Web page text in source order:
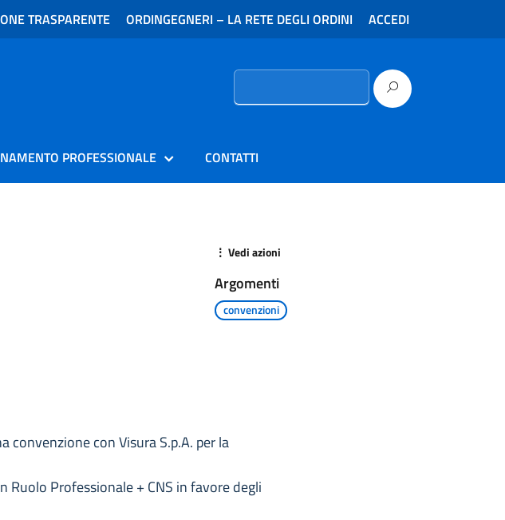
TRASPARENTE ORDINGEGNERI – LA RETE DEGLI ORDINI ACCEDI
Ricerca
PROFESSIONALE CONTATTI
⋮ Vedi azioni
Argomenti
convenzioni
convenzione con Visura S.p.A. per la
Ruolo Professionale + CNS in favore degli